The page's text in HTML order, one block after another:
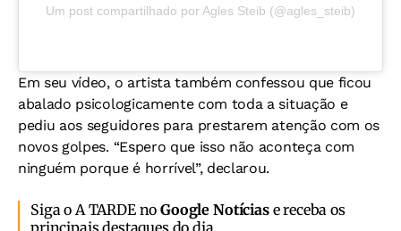
Um post compartilhado por Agles Steib (@agles_steib)
Em seu vídeo, o artista também confessou que ficou
abalado psicologicamente com toda a situação e
pediu aos seguidores para prestarem atenção com os
novos golpes. “Espero que isso não aconteça com
ninguém porque é horrível”, declarou.
Siga o A TARDE noGoogle Notíciase receba os
principais destaques do dia.